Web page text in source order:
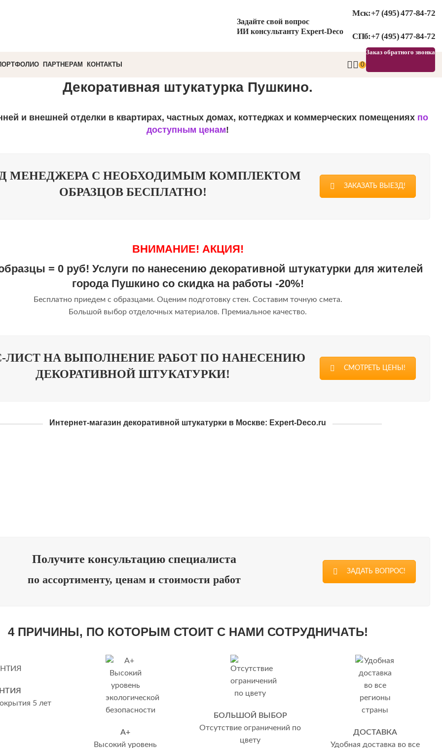
Задайте свой вопрос
ИИ консультанту Expert-Deco
Мск:+7 (495) 477-84-72
СПб:+7 (495) 477-84-72
ПАРТНЕРАМ КОНТАКТЫ 0
Заказ обратного звонка
Декоративная штукатурка Пушкино.
и внешней отделки в квартирах, частных домах, коттеджах и коммерческих помещениях по
доступным ценам!
МЕНЕДЖЕРА С НЕОБХОДИМЫМ КОМПЛЕКТОМ
ОБРАЗЦОВ БЕСПЛАТНО!
ЗАКАЗАТЬ ВЫЕЗД!
ВНИМАНИЕ! АКЦИЯ!
= 0 руб! Услуги по нанесению декоративной штукатурки для жителей
города Пушкино со скидка на работы -20%!
Бесплатно приедем с образцами. Оценим подготовку стен. Составим точную смета.
Большой выбор отделочных материалов. Премиальное качество.
ЛИСТ НА ВЫПОЛНЕНИЕ РАБОТ ПО НАНЕСЕНИЮ
ДЕКОРАТИВНОЙ ШТУКАТУРКИ!
СМОТРЕТЬ ЦЕНЫ!
Интернет-магазин декоративной штукатурки в Москве: Expert-Deco.ru
Получите консультацию специалиста
по ассортименту, ценам и стоимости работ
ЗАДАТЬ ВОПРОС!
4 ПРИЧИНЫ, ПО КОТОРЫМ СТОИТ С НАМИ СОТРУДНИЧАТЬ!
5 лет
А+
Высокий уровень
БОЛЬШОЙ ВЫБОР
Отсутствие ограничений по
цвету
ДОСТАВКА
Удобная доставка во все